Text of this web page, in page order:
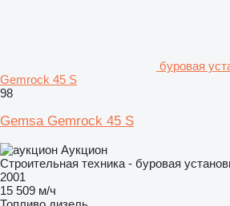
буровая
Gemrock 45 S
98
Gemsa Gemrock 45 S
Аукцион
Строительная техника - буровая
2001
15 509 м/ч